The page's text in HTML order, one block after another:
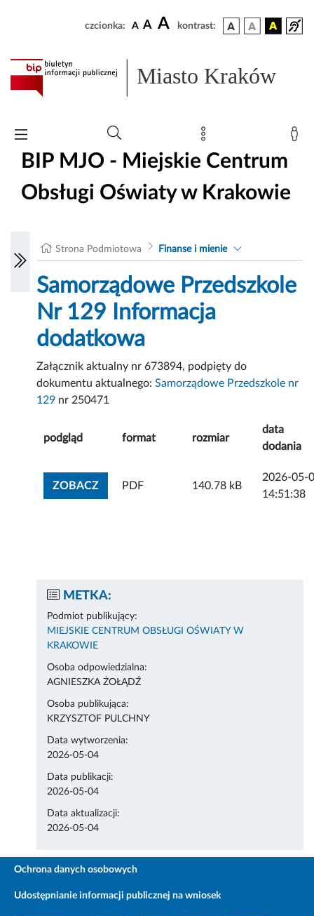
czcionka: A A A kontrast:
Miasto Kraków
BIP MJO - Miejskie Centrum
Obsługi Oświaty w Krakowie
Strona Podmiotowa Finanse i mienie
Samorządowe Przedszkole
Nr 129 Informacja
dodatkowa
Załącznik aktualny nr 673894, podpięty do
dokumentu aktualnego:Samorządowe Przedszkole nr
129 nr 250471
podgląd format rozmiar
data
dodania
ZOBACZZOBACZ ZAŁĄCZNIK
PDF 140.78 kB
2026-05-
14:51:38
METKA:
Podmiot publikujący:
MIEJSKIE CENTRUM OBSŁUGI OŚWIATY W
KRAKOWIE
Osoba odpowiedzialna:
AGNIESZKA ŻOŁĄDŹ
Osoba publikująca:
KRZYSZTOF PULCHNY
Data wytworzenia:
2026-05-04
Data publikacji:
2026-05-04
Data aktualizacji:
2026-05-04
Ochrona danych osobowych
Udostępnianie informacji publicznej na wniosek